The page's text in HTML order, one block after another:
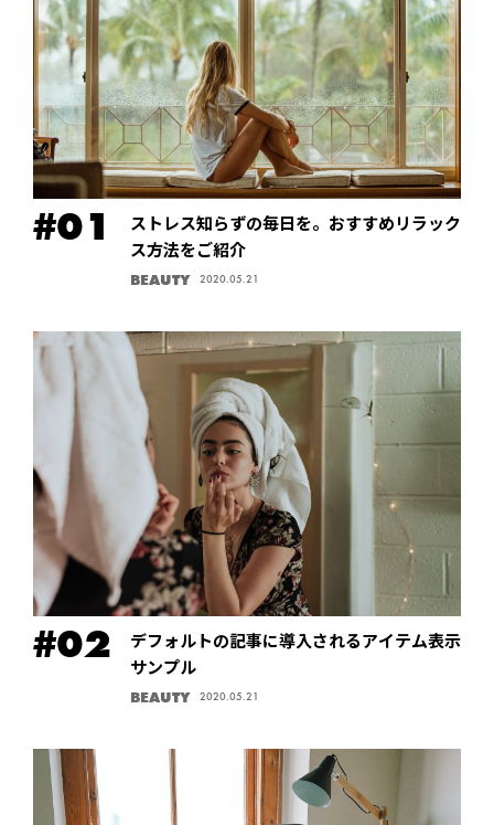
ストレス知らずの毎日を。おすすめリラック
ス方法をご紹介
BEAUTY 2020.05.21
デフォルトの記事に導入されるアイテム表示
サンプル
BEAUTY 2020.05.21